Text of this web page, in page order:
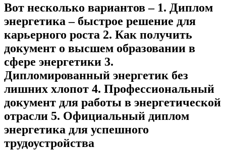
Вот несколько вариантов – 1. Диплом
энергетика – быстрое решение для
карьерного роста 2. Как получить
документ о высшем образовании в
сфере энергетики 3.
Дипломированный энергетик без
лишних хлопот 4. Профессиональный
документ для работы в энергетической
отрасли 5. Официальный диплом
энергетика для успешного
трудоустройства